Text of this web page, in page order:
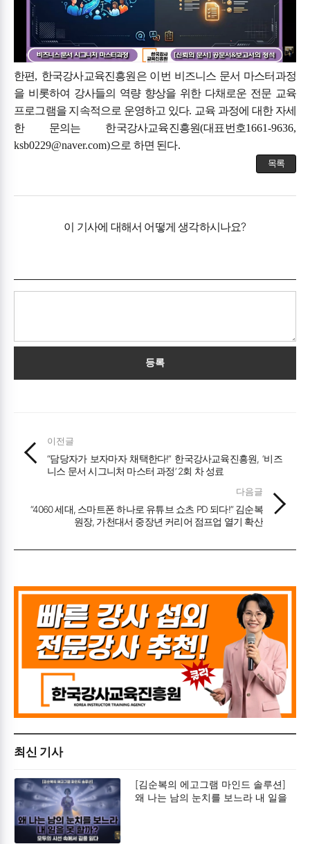
한편, 한국강사교육진흥원은 이번 비즈니스 문서 마스터과정
을 비롯하여 강사들의 역량 향상을 위한 다채로운 전문 교육
프로그램을 지속적으로 운영하고 있다. 교육 과정에 대한 자세
한 문의는 한국강사교육진흥원(대표번호1661-9636,
ksb0229@naver.com)으로 하면 된다.
목록
이 기사에 대해서 어떻게 생각하시나요?
등록
이전글
“담당자가 보자마자 채택한다!” 한국강사교육진흥원, ‘비즈
니스 문서 시그니처 마스터 과정’ 2회 차 성료
다음글
“4060 세대, 스마트폰 하나로 유튜브 쇼츠 PD 되다!” 김순복
원장, 가천대서 중장년 커리어 점프업 열기 확산
최신 기사
[김순복의 에고그램 마인드 솔루션]
왜 나는 남의 눈치를 보느라 내 일을